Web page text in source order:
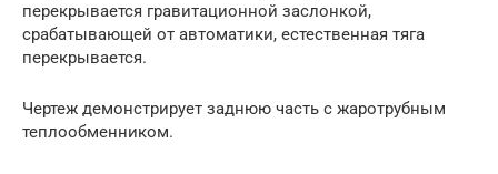
перекрывается гравитационной заслонкой,
срабатывающей от автоматики, естественная тяга
перекрывается.
Чертеж демонстрирует заднюю часть с жаротрубным
теплообменником.